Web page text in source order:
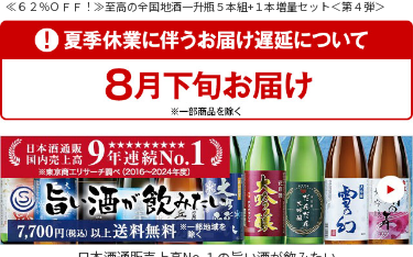
≪６２％ＯＦＦ！≫至高の全国地酒一升瓶５本組+１本増量セット＜第４弾＞